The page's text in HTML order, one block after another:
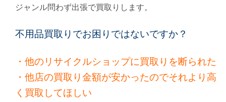
ジャンル問わず出張で買取りします。
不用品買取りでお困りではないですか？
・他のリサイクルショップに買取りを断られた
・他店の買取り金額が安かったのでそれより高
く買取してほしい